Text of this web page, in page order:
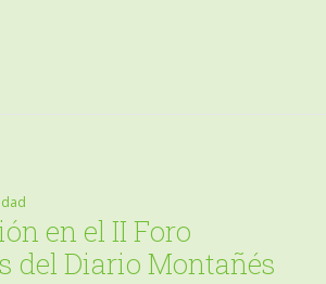
en el II Foro
del Diario Montañés